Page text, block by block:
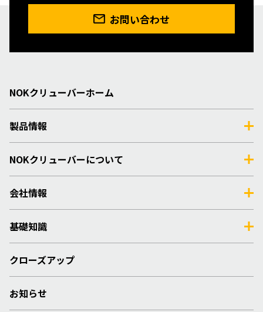
お問い合わせ
NOKクリューバーホーム
製品情報
NOKクリューバーについて
会社情報
基礎知識
クローズアップ
お知らせ